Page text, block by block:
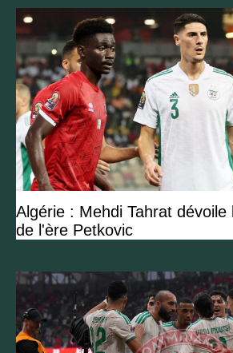
Algérie : Mehdi Tahrat dévoile
de l'ère Petkovic